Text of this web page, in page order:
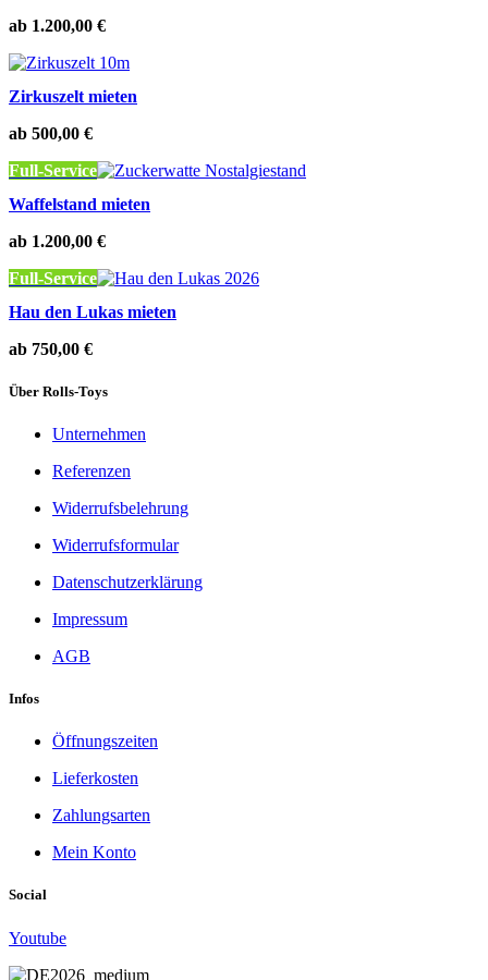
ab 1.200,00 €
Zirkuszelt mieten
ab 500,00 €
Full-Service
Waffelstand mieten
ab 1.200,00 €
Full-Service
Hau den Lukas mieten
ab 750,00 €
Über Rolls-Toys
Unternehmen
Referenzen
Widerrufsbelehrung
Widerrufsformular
Datenschutzerklärung
Impressum
AGB
Infos
Öffnungszeiten
Lieferkosten
Zahlungsarten
Mein Konto
Social
Youtube